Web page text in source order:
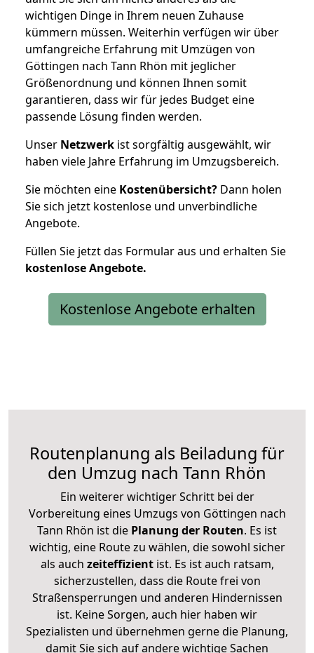
wichtigen Dinge in Ihrem neuen Zuhause
kümmern müssen. Weiterhin verfügen wir über
umfangreiche Erfahrung mit Umzügen von
Göttingen nach Tann Rhön mit jeglicher
Größenordnung und können Ihnen somit
garantieren, dass wir für jedes Budget eine
passende Lösung finden werden.
Unser Netzwerk ist sorgfältig ausgewählt, wir
haben viele Jahre Erfahrung im Umzugsbereich.
Sie möchten eine Kostenübersicht? Dann holen
Sie sich jetzt kostenlose und unverbindliche
Angebote.
Füllen Sie jetzt das Formular aus und erhalten Sie
kostenloseAngebote.
Kostenlose Angebote erhalten
Routenplanung als Beiladung für
den Umzug nach Tann Rhön
Ein weiterer wichtiger Schritt bei der
Vorbereitung eines Umzugs von Göttingen nach
Tann Rhön ist die Planung der Routen. Es ist
wichtig, eine Route zu wählen, die sowohl sicher
als auch zeiteffizientist. Es ist auch ratsam,
sicherzustellen, dass die Route frei von
Straßensperrungen und anderen Hindernissen
ist. Keine Sorgen, auch hier haben wir
Spezialisten und übernehmen gerne die Planung,
damit Sie sich auf andere wichtige Sachen